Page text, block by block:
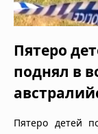
Пятеро
поднял в
Пятеро детей